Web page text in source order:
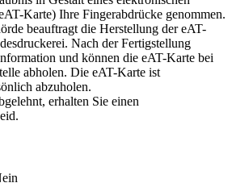
Karte) Ihre Fingerabdrücke genommen.
beauftragt die Herstellung der eAT-
Nach der Fertigstellung
und können die eAT-Karte bei
abholen. Die eAT-Karte ist
abzuholen.
erhalten Sie einen